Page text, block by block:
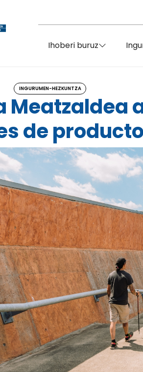
Ihoberi buruz
INGURUMEN-HEZKUNTZA
Meatzaldea
de